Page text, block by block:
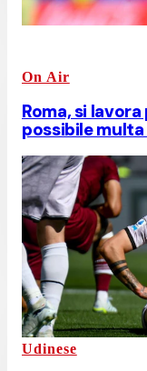
On Air
Roma, si
possibile multa
Udinese